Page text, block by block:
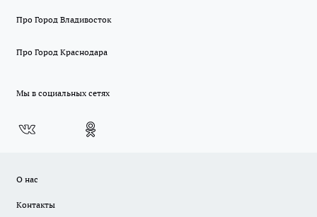
Про Город Владивосток
Про Город Краснодара
Мы в социальных сетях
О нас
Контакты